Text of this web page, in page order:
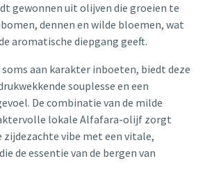
gewonnen uit olijven die groeien te
dennen en wilde bloemen, wat
aromatische diepgang geeft.
aan karakter inboeten, biedt deze
souplesse en een
De combinatie van de milde
lokale Alfafara-olijf zorgt
zijdezachte vibe met een vitale,
de essentie van de bergen van